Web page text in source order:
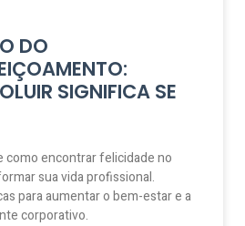
DO
SIGNIFICA SE
como encontrar felicidade no
sua vida profissional.
para aumentar o bem-estar e a
corporativo.